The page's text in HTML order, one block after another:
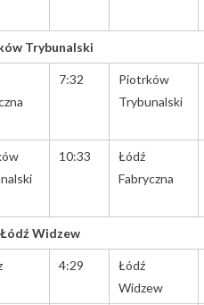
Trybunalski
7:32
Piotrków
Trybunalski
10:33
Łódź
Fabryczna
Widzew
4:29
Łódź
Widzew